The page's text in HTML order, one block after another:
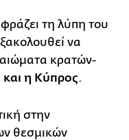
τη λύπη του
να
κρατών-
η Κύπρος.
στην
θεσμικών